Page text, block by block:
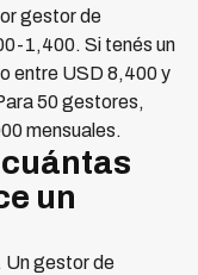
gestor de
1,400. Si tenés un
entre USD 8,400 y
50 gestores,
mensuales.
un
Un gestor de